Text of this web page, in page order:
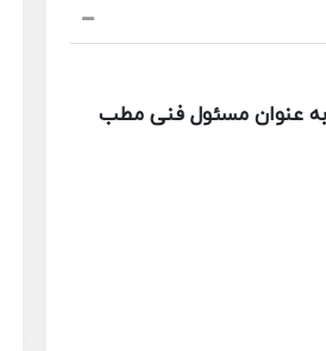
عنوان مسئول فنی مطب